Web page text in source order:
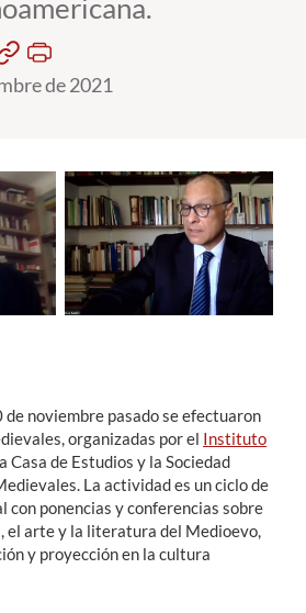
de 2021
noviembre pasado se efectuaron
organizadas por el Instituto
Casa de Estudios y la Sociedad
La actividad es un ciclo de
ponencias y conferencias sobre
el arte y la literatura del Medioevo,
y proyección en la cultura